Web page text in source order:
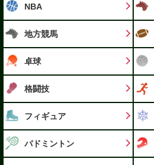
NBA
地方競馬
卓球
格闘技
フィギュア
バドミントン